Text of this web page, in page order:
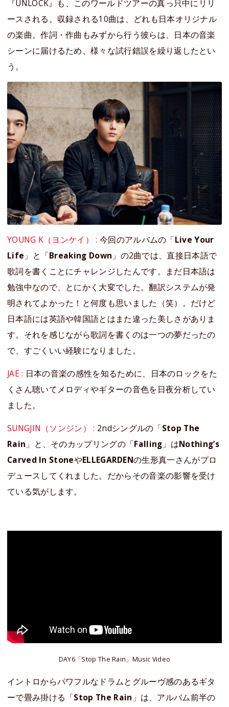
『UNLOCK』も、このワールドツアーの真っ只中にリリ
ースされる。収録される10曲は、どれも日本オリジナル
の楽曲。作詞・作曲もみずから行う彼らは、日本の音楽
シーンに届けるため、様々な試行錯誤を繰り返したとい
う。
YOUNG K（ヨンケイ） : 今回のアルバムの「Live Your
Life 」と「Breaking Down 」の2曲では、直接日本語で
歌詞を書くことにチャレンジしたんです。まだ日本語は
勉強中なので、とにかく大変でした。翻訳システムが発
明されてよかった！と何度も思いました（笑）。だけど
日本語には英語や韓国語とはまた違った美しさがありま
す。それを感じながら歌詞を書くのは一つの夢だったの
で、すごくいい経験になりました。
JAE : 日本の音楽の感性を知るために、日本のロックをた
くさん聴いてメロディやギターの音色を日夜分析してい
ました。
SUNGJIN（ソンジン） : 2ndシングルの「Stop The
Rain 」と、そのカップリングの「Falling 」はNothing’s
Carved In StoneやELLEGARDENの生形真一さんがプロ
デュースしてくれました。だからその音楽の影響を受け
ている気がします。
DAY6「Stop The Rain」Music Video
イントロからパワフルなドラムとグルーヴ感のあるギタ
ーで畳み掛ける「Stop The Rain 」は、アルバム前半の